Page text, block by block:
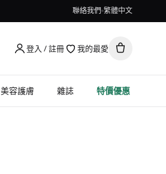
聯絡我們 繁體中文
登入 / 註冊 我的最愛
美容護膚 雜誌 特價優惠